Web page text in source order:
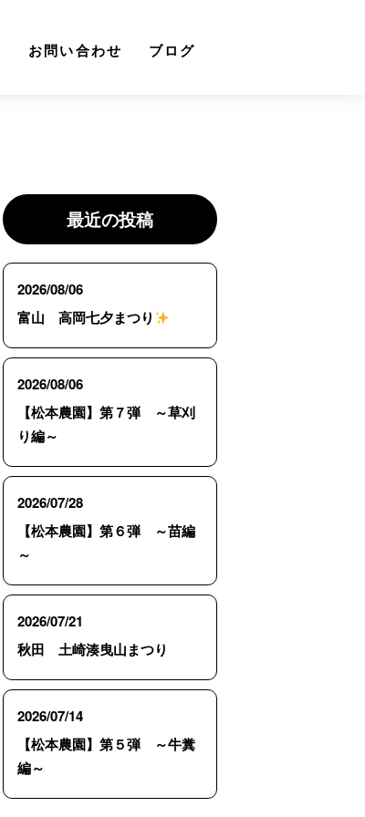
お問い合わせ ブログ
最近の投稿
2026/08/06
富山 高岡七夕まつり
2026/08/06
【松本農園】第７弾 ～草刈
り編～
2026/07/28
【松本農園】第６弾 ～苗編
～
2026/07/21
秋田 土崎湊曳山まつり
2026/07/14
【松本農園】第５弾 ～牛糞
編～